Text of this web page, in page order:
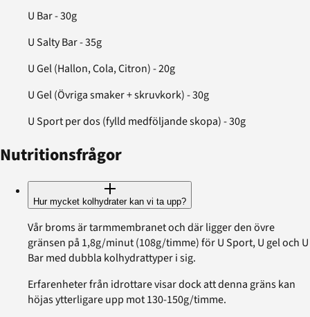
U Bar - 30g
U Salty Bar - 35g
U Gel (Hallon, Cola, Citron) - 20g
U Gel (Övriga smaker + skruvkork) - 30g
U Sport per dos (fylld medföljande skopa) - 30g
Nutritionsfrågor
Hur mycket kolhydrater kan vi ta upp?
Vår broms är tarmmembranet och där ligger den övre
gränsen på 1,8g/minut (108g/timme) för U Sport, U gel och U
Bar med dubbla kolhydrattyper i sig.
Erfarenheter från idrottare visar dock att denna gräns kan
höjas ytterligare upp mot 130-150g/timme.